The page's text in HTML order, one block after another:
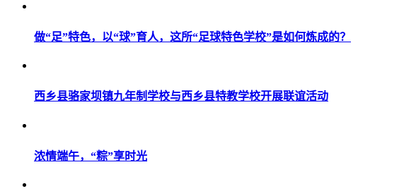
做“足”特色，以“球”育人，这所“足球特色学校”是如何炼成的？
西乡县骆家坝镇九年制学校与西乡县特教学校开展联谊活动
浓情端午，“粽”享时光